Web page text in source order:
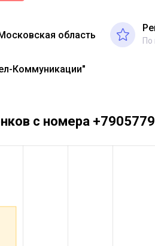
область По
Коммуникации"
с номера